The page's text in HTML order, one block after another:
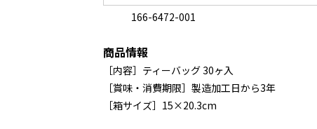
166-6472-001
商品情報
［内容］ティーバッグ 30ヶ入
［賞味・消費期限］製造加工日から3年
［箱サイズ］15×20.3cm